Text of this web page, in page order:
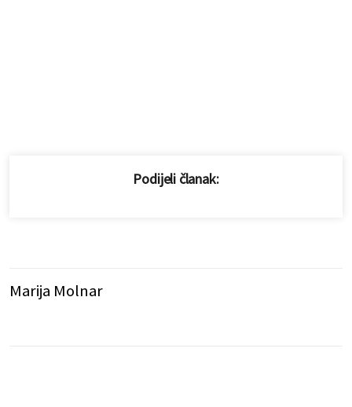
Podijeli članak:
Marija Molnar